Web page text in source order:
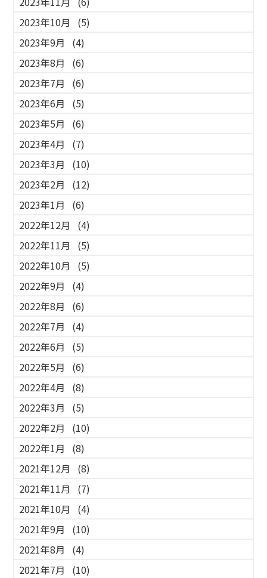
2023年10月
(5)
2023年9月
(4)
2023年8月
(6)
2023年7月
(6)
2023年6月
(5)
2023年5月
(6)
2023年4月
(7)
2023年3月
(10)
2023年2月
(12)
2023年1月
(6)
2022年12月
(4)
2022年11月
(5)
2022年10月
(5)
2022年9月
(4)
2022年8月
(6)
2022年7月
(4)
2022年6月
(5)
2022年5月
(6)
2022年4月
(8)
2022年3月
(5)
2022年2月
(10)
2022年1月
(8)
2021年12月
(8)
2021年11月
(7)
2021年10月
(4)
2021年9月
(10)
2021年8月
(4)
2021年7月
(10)